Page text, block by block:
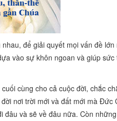
để giải quyết mọi vấn đề
vào sự khôn ngoan và giúp
cùng cho cả cuộc đời, chắc
nơi trời mới và đất mới mà
và sẽ về đâu nữa. Còn